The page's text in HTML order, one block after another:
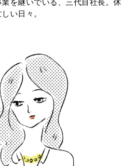
を継いでいる、三代目社長。休
い日々。